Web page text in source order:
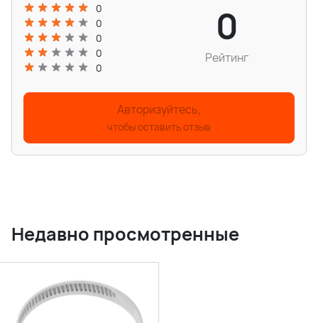
0
0
0
0
0
0
Рейтинг
Авторизуйтесь,
чтобы оставить отзыв
Недавно просмотренные